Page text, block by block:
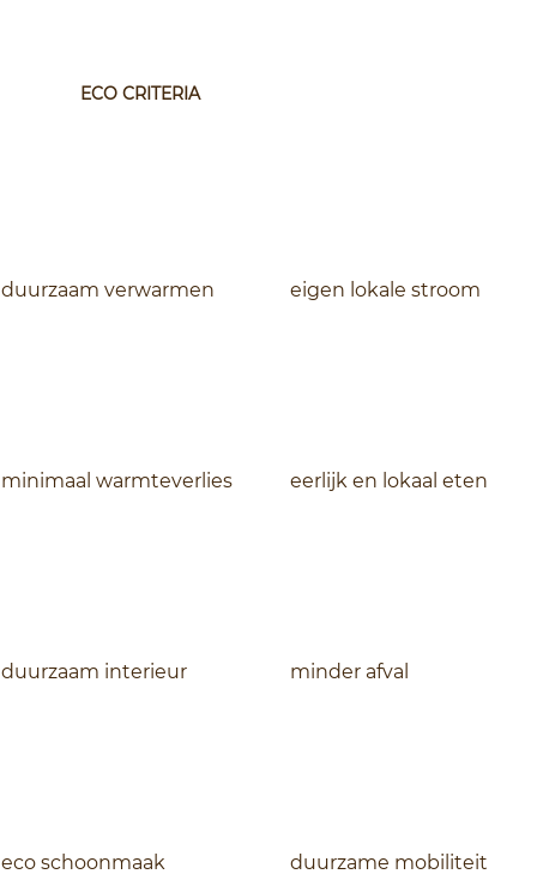
duurzaam verwarmen eigen lokale stroom
minimaal warmteverlies eerlijk en lokaal eten
duurzaam interieur minder afval
eco schoonmaak duurzame mobiliteit
ECO CRITERIA